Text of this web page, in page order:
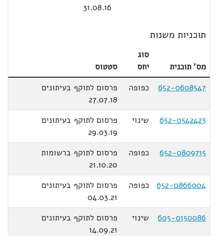
31.08.16
תוכניות משנות
מס' תוכנית
סוג
יחס
סטטוס
652-0608547
כפופה
פרסום לתוקף בעיתונים
27.07.18
652-0542423
שינוי
פרסום לתוקף בעיתונים
29.03.19
652-0809715
כפופה
פרסום לתוקף ברשומות
21.10.20
652-0866004
כפופה
פרסום לתוקף בעיתונים
04.03.21
605-0150086
שינוי
פרסום לתוקף בעיתונים
14.09.21